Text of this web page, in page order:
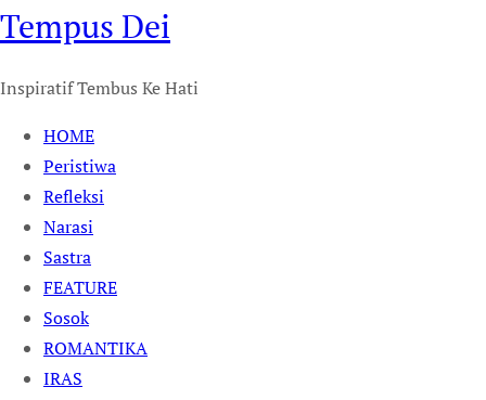
Tempus Dei
Inspiratif Tembus Ke Hati
HOME
Peristiwa
Refleksi
Narasi
Sastra
FEATURE
Sosok
ROMANTIKA
IRAS